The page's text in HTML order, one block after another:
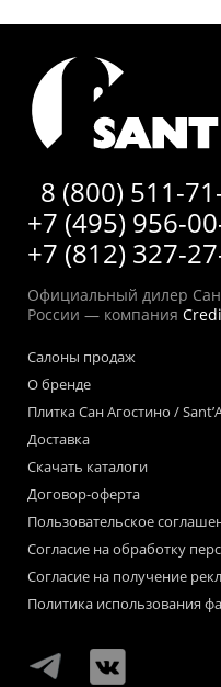
8 (800) 511-
+7 (495) 956-
+7 (812) 327-
Официальный дилер Сан
России — компания
Салоны продаж
О бренде
Плитка Сан Агостино /
Доставка
Скачать каталоги
Договор-оферта
Пользовательское
Согласие на обработку
Согласие на получение
Политика использования